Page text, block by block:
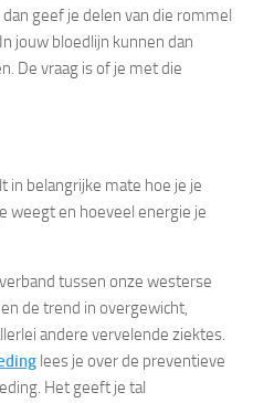
geef je delen van die rommel
jouw bloedlijn kunnen dan
De vraag is of je met die
in belangrijke mate hoe je je
weegt en hoeveel energie je
tussen onze westerse
de trend in overgewicht,
andere vervelende ziektes.
lees je over de preventieve
Het geeft je tal